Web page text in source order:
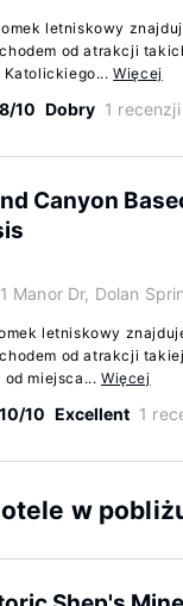
letniskowy
od atrakcji
Katolickiego...Więcej
8/10 Dobry 1 recenzji
Canyon
Manor Dr, Dolan
letniskowy
od atrakcji
od miejsca... Więcej
10/10 Excellent 1
w